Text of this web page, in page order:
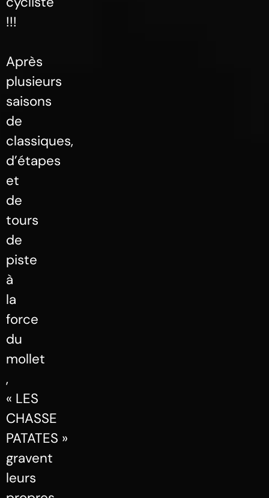
!!!
Après
plusieurs
saisons
de
classiques,
d’étapes
et
de
tours
de
piste
à
la
force
du
mollet
,
« LES
CHASSE
PATATES »
gravent
leurs